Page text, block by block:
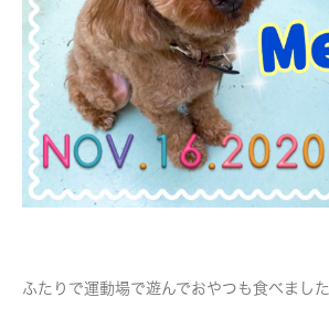
ふたりで運動場で遊んでおやつも食べました